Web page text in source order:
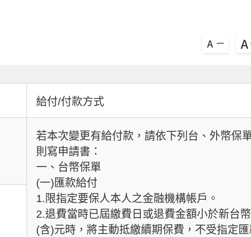
給付/付款方式
若本次變更有給付款，請依下列台、外幣保
則寫申請書：
一、台幣保單
(一)匯款給付
1.限指定要保人本人之金融機構帳戶。
2.退費當時已屆繳費日或退費金額小於新台
(含)元時，將主動抵繳續期保費，不受指定